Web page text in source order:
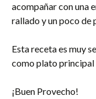
acompañar con una
rallado y un poco de
Esta receta es muy
como plato principal
¡Buen Provecho!